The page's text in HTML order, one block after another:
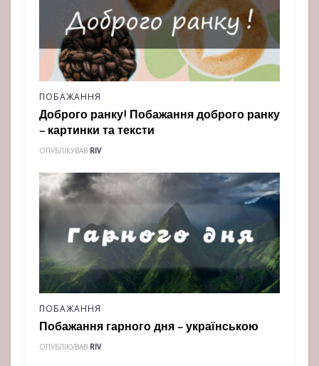
ПОБАЖАННЯ
Доброго ранку! Побажання доброго ранку
– картинки та тексти
ОПУБЛІКУВАВ RIV
ПОБАЖАННЯ
Побажання гарного дня – українською
ОПУБЛІКУВАВ RIV